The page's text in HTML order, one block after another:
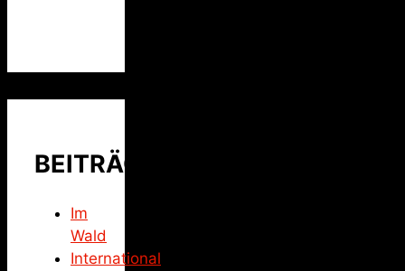
BEITRÄGE
Im
Wald
International